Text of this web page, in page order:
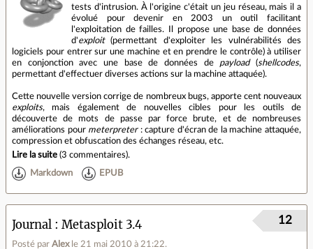
tests d'intrusion. À l'origine c'était un jeu réseau, mais il a
évolué pour devenir en 2003 un outil facilitant
l'exploitation de failles. Il propose une base de données
d'exploit(permettant d'exploiter les vulnérabilités des
logiciels pour entrer sur une machine et en prendre le contrôle) à utiliser
en conjonction avec une base de données de payload(shellcodes,
permettant d'effectuer diverses actions sur la machine attaquée).
Cette nouvelle version corrige de nombreux bugs, apporte cent nouveaux
exploits, mais également de nouvelles cibles pour les outils de
découverte de mots de passe par force brute, et de nombreuses
améliorations pour meterpreter: capture d'écran de la machine attaquée,
compression et obfuscation des échanges réseau, etc.
Lire la suite (3 commentaires).
Markdown EPUB
Journal Metasploit 3.4
Posté par Alex le 21 mai 2010 à 21:22.
12